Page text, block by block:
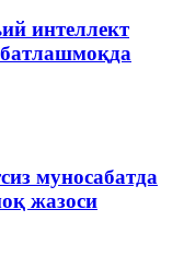
интеллект
муносабатда
жазоси